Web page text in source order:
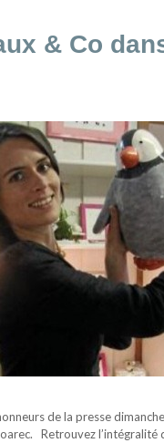
& Co
de la presse
Retrouvez l’intégralité